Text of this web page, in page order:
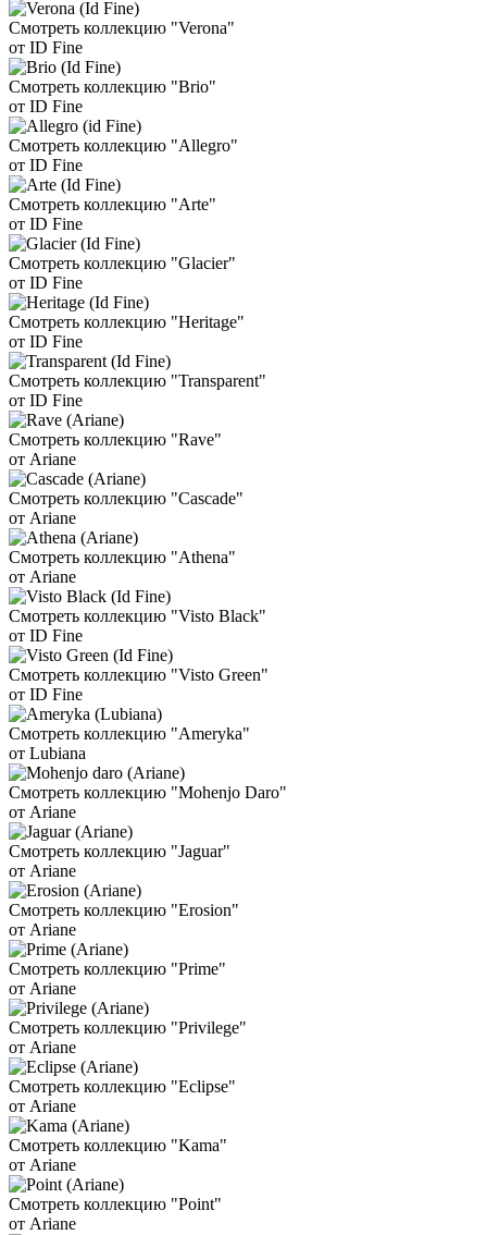
Смотреть коллекцию "Verona"
от ID Fine
Смотреть коллекцию "Brio"
от ID Fine
Смотреть коллекцию "Allegro"
от ID Fine
Смотреть коллекцию "Arte"
от ID Fine
Смотреть коллекцию "Glacier"
от ID Fine
Смотреть коллекцию "Heritage"
от ID Fine
Смотреть коллекцию "Transparent"
от ID Fine
Смотреть коллекцию "Rave"
от Ariane
Смотреть коллекцию "Cascade"
от Ariane
Смотреть коллекцию "Athena"
от Ariane
Смотреть коллекцию "Visto Black"
от ID Fine
Смотреть коллекцию "Visto Green"
от ID Fine
Смотреть коллекцию "Ameryka"
от Lubiana
Смотреть коллекцию "Mohenjo Daro"
от Ariane
Смотреть коллекцию "Jaguar"
от Ariane
Смотреть коллекцию "Erosion"
от Ariane
Смотреть коллекцию "Prime"
от Ariane
Смотреть коллекцию "Privilege"
от Ariane
Смотреть коллекцию "Eclipse"
от Ariane
Смотреть коллекцию "Kama"
от Ariane
Смотреть коллекцию "Point"
от Ariane